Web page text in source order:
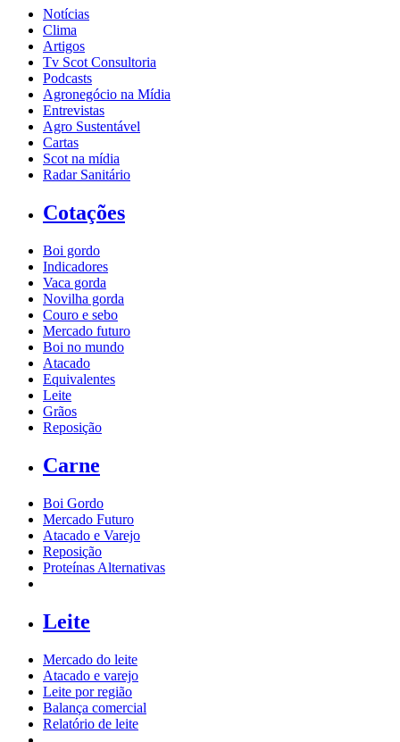
Notícias
Clima
Artigos
Tv Scot Consultoria
Podcasts
Agronegócio na Mídia
Entrevistas
Agro Sustentável
Cartas
Scot na mídia
Radar Sanitário
Cotações
Boi gordo
Indicadores
Vaca gorda
Novilha gorda
Couro e sebo
Mercado futuro
Boi no mundo
Atacado
Equivalentes
Leite
Grãos
Reposição
Carne
Boi Gordo
Mercado Futuro
Atacado e Varejo
Reposição
Proteínas Alternativas
Leite
Mercado do leite
Atacado e varejo
Leite por região
Balança comercial
Relatório de leite